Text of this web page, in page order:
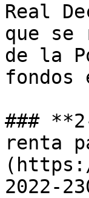
Real
que se
de la
fondos
###
renta
2022-